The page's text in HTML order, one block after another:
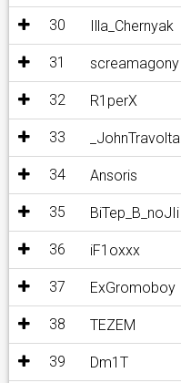
30 Illa_Chernyak
31 screamagony
32 R1perX
33 _JohnTravolta
34 Ansoris
35 BiTep_B_noJIi
36 iF1oxxx
37 ExGromoboy
38 TEZEM
39 Dm1T